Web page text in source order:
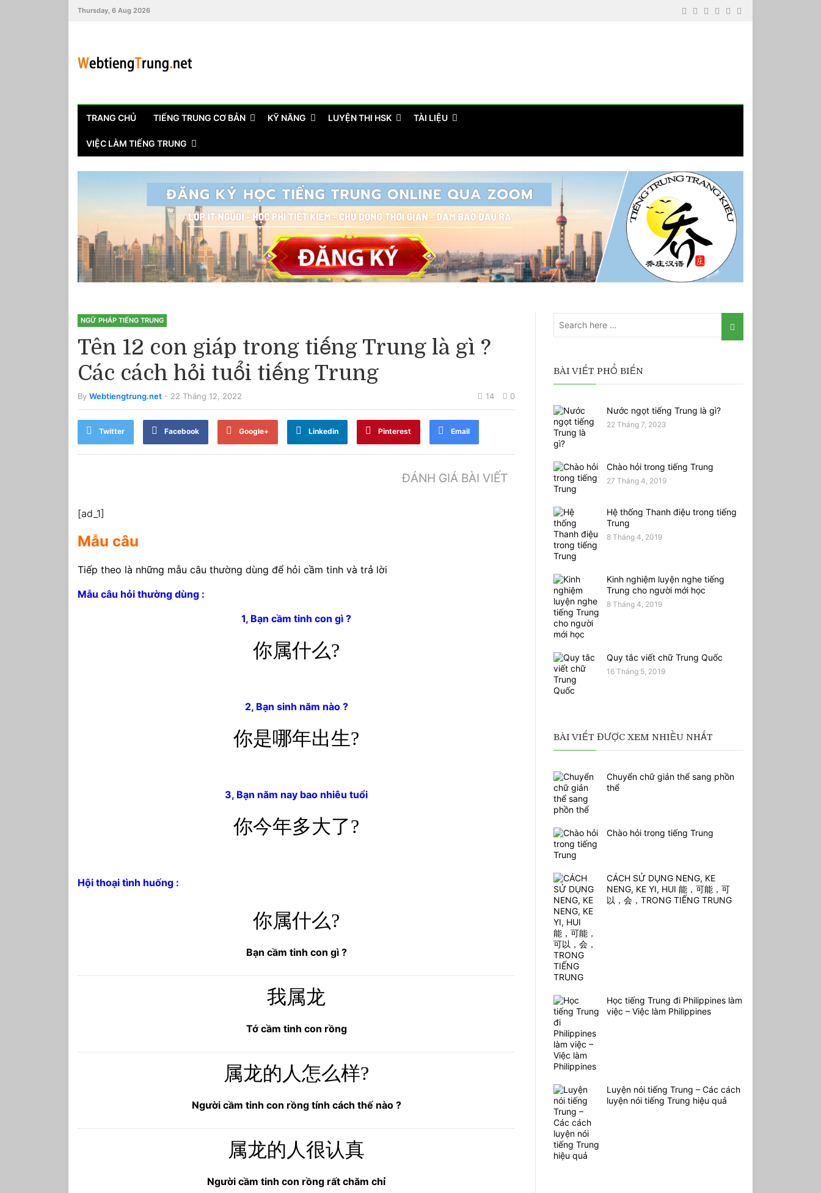
Thursday, 6 Aug 2026
TRANG CHỦ TIẾNG TRUNG CƠ BẢN KỸ NĂNG LUYỆN THI HSK TÀI LIỆU
VIỆC LÀM TIẾNG TRUNG
NGỮ PHÁP TIẾNG TRUNG
Tên 12 con giáp trong tiếng Trung là gì ?
Các cách hỏi tuổi tiếng Trung
By Webtiengtrung.net - 22 Tháng 12, 2022 14 0
Twitter Facebook Google+ Linkedin Pinterest Email
ĐÁNH GIÁ BÀI VIẾT
[ad_1]
Mẫu câu
Tiếp theo là những mẫu câu thường dùng để hỏi cầm tinh và trả lời
Mẫu câu hỏi thường dùng :
1, Bạn cầm tinh con gì ?
你属什么?
2, Bạn sinh năm nào ?
你是哪年出生?
3, Bạn năm nay bao nhiêu tuổi
你今年多大了?
Hội thoại tình huống :
你属什么?
Bạn cầm tinh con gì ?
我属龙
Tớ cầm tinh con rồng
属龙的人怎么样?
Người cầm tinh con rồng tính cách thế nào ?
属龙的人很认真
Người cầm tinh con rồng rất chăm chỉ
BÀI VIẾT PHỔ BIẾN
Nước ngọt tiếng Trung là gì?
22 Tháng 7, 2023
Chào hỏi trong tiếng Trung
27 Tháng 4, 2019
Hệ thống Thanh điệu trong tiếng
Trung
8 Tháng 4, 2019
Kinh nghiệm luyện nghe tiếng
Trung cho người mới học
8 Tháng 4, 2019
Quy tắc viết chữ Trung Quốc
16 Tháng 5, 2019
BÀI VIẾT ĐƯỢC XEM NHIỀU NHẤT
Chuyển chữ giản thể sang phồn
thể
Chào hỏi trong tiếng Trung
CÁCH SỬ DỤNG NENG, KE
NENG, KE YI, HUI 能，可能，可
以，会，TRONG TIẾNG TRUNG
Học tiếng Trung đi Philippines làm
việc – Việc làm Philippines
Luyện nói tiếng Trung – Các cách
luyện nói tiếng Trung hiệu quả